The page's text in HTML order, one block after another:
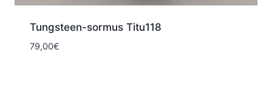
Tungsteen-sormus Titu118
79,00€